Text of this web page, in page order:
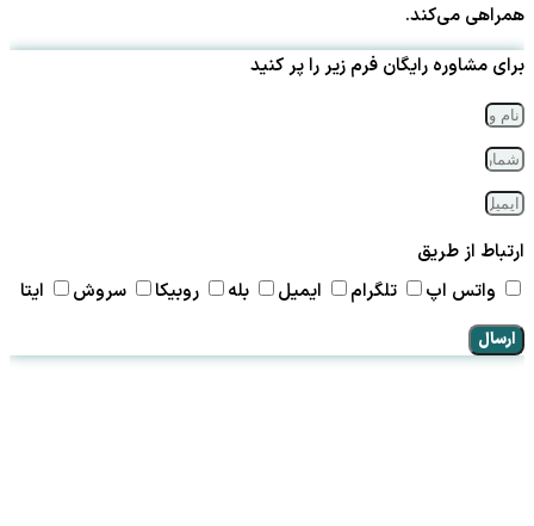
همراهی می‌کند.
برای مشاوره رایگان فرم زیر را پر کنید
ارتباط از طریق
واتس اپ
تلگرام ایمیل بله روبیکا سروش ایتا
ارسال